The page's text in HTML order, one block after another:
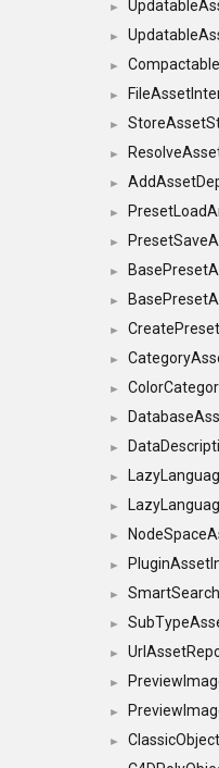
►
►
►
►
►
►
►
►
►
►
►
►
►
►
►
►
►
►
►
►
►
►
►
►
►
►